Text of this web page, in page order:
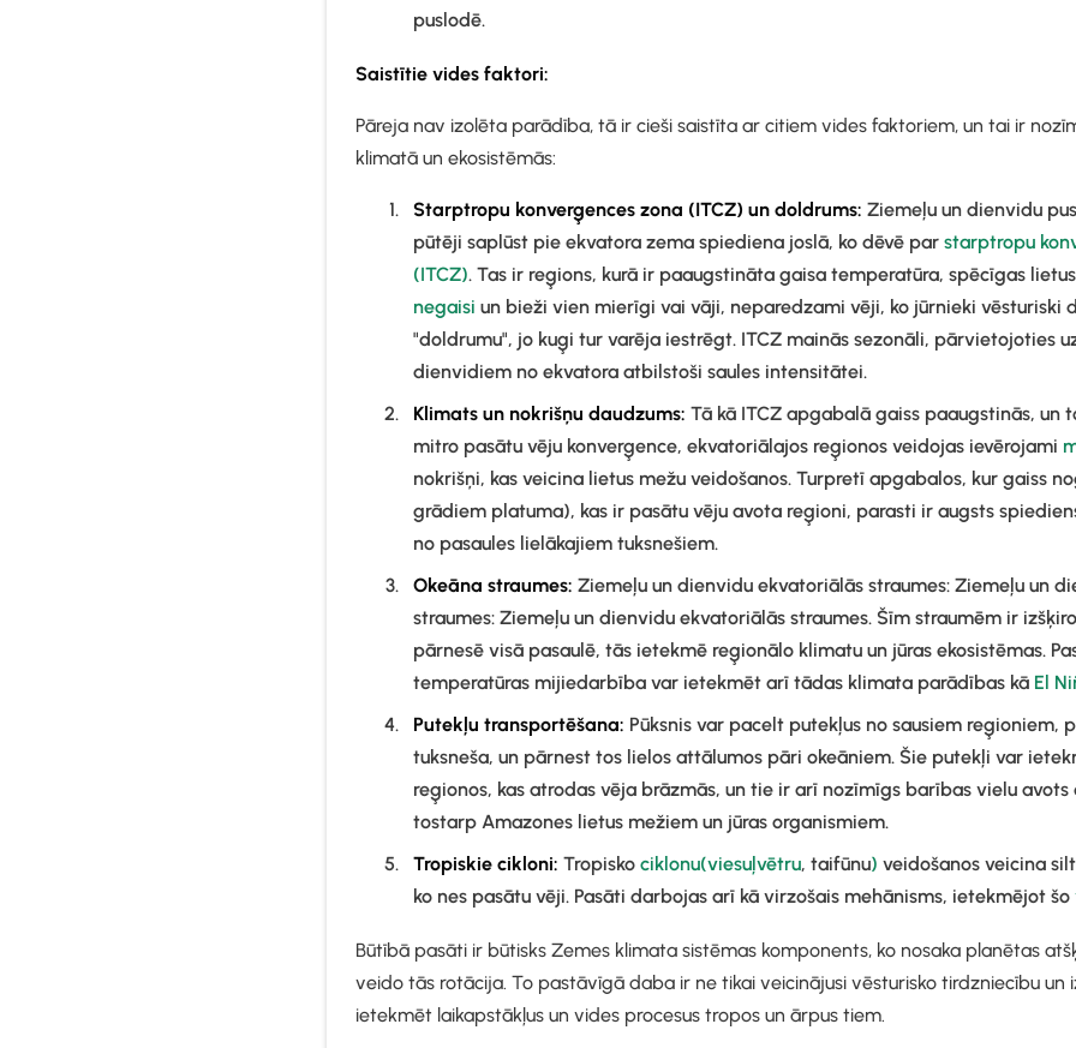
puslodē.
Saistītie vides faktori:
Pāreja nav izolēta parādība, tā ir cieši saistīta ar citiem vides faktoriem, un tai ir
klimatā un ekosistēmās:
Starptropu konverģences zona (ITCZ) un doldrums: Ziemeļu un dienvidu
pūtēji saplūst pie ekvatora zema spiediena joslā, ko dēvē par starptropu
(ITCZ). Tas ir reģions, kurā ir paaugstināta gaisa temperatūra, spēcīgas
negaisi un bieži vien mierīgi vai vāji, neparedzami vēji, ko jūrnieki vēsturiski
"doldrumu", jo kuģi tur varēja iestrēgt. ITCZ mainās sezonāli, pārvietojoties
dienvidiem no ekvatora atbilstoši saules intensitātei.
Klimats un nokrišņu daudzums: Tā kā ITCZ apgabalā gaiss paaugstinās, un
mitro pasātu vēju konverģence, ekvatoriālajos reģionos veidojas ievērojami
nokrišņi, kas veicina lietus mežu veidošanos. Turpretī apgabalos, kur gaiss
grādiem platuma), kas ir pasātu vēju avota reģioni, parasti ir augsts
no pasaules lielākajiem tuksnešiem.
Okeāna straumes: Ziemeļu un dienvidu ekvatoriālās straumes: Ziemeļu un
straumes: Ziemeļu un dienvidu ekvatoriālās straumes. Šīm straumēm ir
pārnesē visā pasaulē, tās ietekmē reģionālo klimatu un jūras ekosistēmas.
temperatūras mijiedarbība var ietekmēt arī tādas klimata parādības kā El
Putekļu transportēšana: Pūksnis var pacelt putekļus no sausiem reģioniem,
tuksneša, un pārnest tos lielos attālumos pāri okeāniem. Šie putekļi var
reģionos, kas atrodas vēja brāzmās, un tie ir arī nozīmīgs barības vielu avots
tostarp Amazones lietus mežiem un jūras organismiem.
Tropiskie cikloni: Tropisko ciklonu(viesuļvētru, taifūnu) veidošanos veicina
ko nes pasātu vēji. Pasāti darbojas arī kā virzošais mehānisms, ietekmējot šo
Būtībā pasāti ir būtisks Zemes klimata sistēmas komponents, ko nosaka planētas
veido tās rotācija. To pastāvīgā daba ir ne tikai veicinājusi vēsturisko tirdzniecību
ietekmēt laikapstākļus un vides procesus tropos un ārpus tiem.